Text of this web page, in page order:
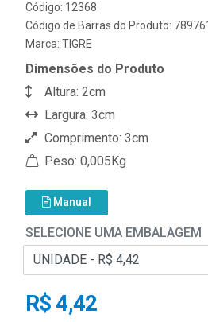
Código: 12368
Código de Barras do Produto:
Marca: TIGRE
Dimensões do Produto
Altura: 2cm
Largura: 3cm
Comprimento: 3cm
Peso: 0,005Kg
Manual
SELECIONE UMA EMBALAGEM
R$ 4,42